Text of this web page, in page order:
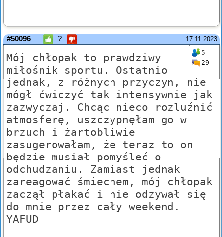
17.11.2023
#50096 ?
5
29
Mój chłopak to prawdziwy
miłośnik sportu. Ostatnio
jednak, z różnych przyczyn, nie
mógł ćwiczyć tak intensywnie jak
zazwyczaj. Chcąc nieco rozluźnić
atmosferę, uszczypnęłam go w
brzuch i żartobliwie
zasugerowałam, że teraz to on
będzie musiał pomyśleć o
odchudzaniu. Zamiast jednak
zareagować śmiechem, mój chłopak
zaczął płakać i nie odzywał się
do mnie przez cały weekend.
YAFUD